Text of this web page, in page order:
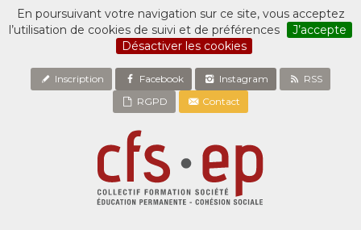
En poursuivant votre navigation sur ce site, vous acceptez
l’utilisation de cookies de suivi et de préférences
J’accepte
Désactiver les cookies
Inscription Facebook Instagram
RSS
RGPD
Contact